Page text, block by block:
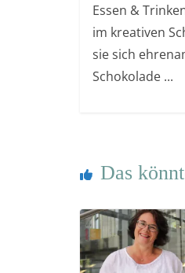
Essen &
im kreativen
sie sich
Schokolade ...
Das